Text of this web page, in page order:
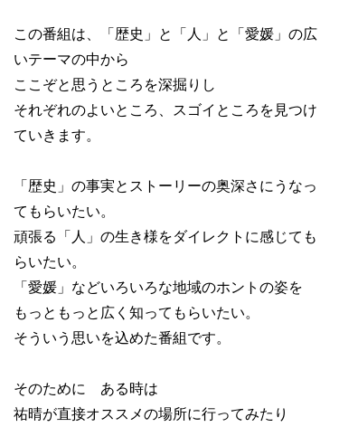
この番組は、「歴史」と「人」と「愛媛」の広
いテーマの中から
ここぞと思うところを深掘りし
それぞれのよいところ、スゴイところを見つけ
ていきます。
「歴史」の事実とストーリーの奥深さにうなっ
てもらいたい。
頑張る「人」の生き様をダイレクトに感じても
らいたい。
「愛媛」などいろいろな地域のホントの姿を
もっともっと広く知ってもらいたい。
そういう思いを込めた番組です。
そのために ある時は
祐晴が直接オススメの場所に行ってみたり